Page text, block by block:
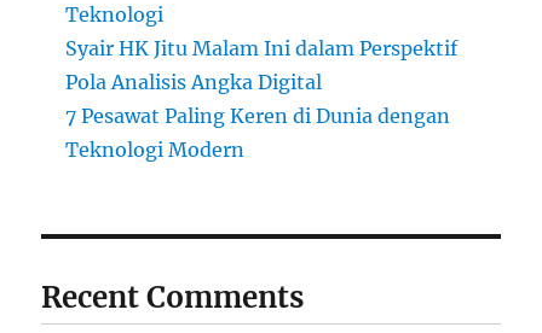
Teknologi
Syair HK Jitu Malam Ini dalam Perspektif
Pola Analisis Angka Digital
7 Pesawat Paling Keren di Dunia dengan
Teknologi Modern
Recent Comments